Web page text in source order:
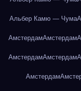
Альбер Камю — Чума
АмстердамАмстердам
АмстердамАмстердам
Амстердам